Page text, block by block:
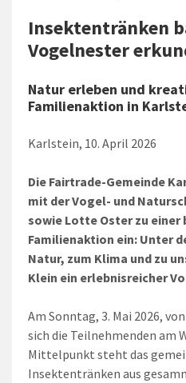
Insektentränken
Vogelnester
Natur erleben und
Familienaktion in
Karlstein, 10. April 2026
Die Fairtrade-Gemeinde
mit der Vogel- und
sowie Lotte Oster zu einer
Familienaktion ein: Unter
Natur, zum Klima und zu
Klein ein erlebnisreicher
Am Sonntag, 3. Mai 2026,
sich die Teilnehmenden am
Mittelpunkt steht das
Insektentränken aus